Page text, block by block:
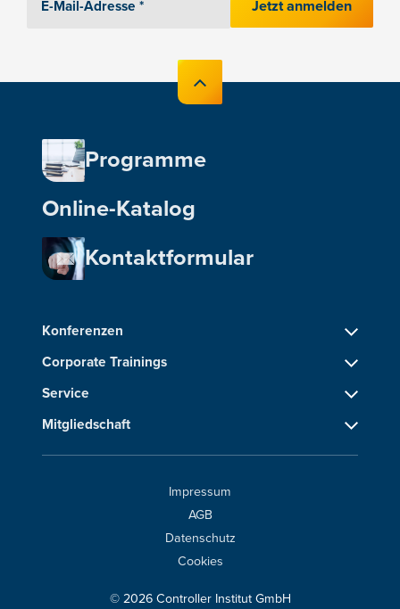
Jetzt anmelden
Programme
Online-Katalog
Kontaktformular
Konferenzen
Corporate Trainings
Service
Mitgliedschaft
Impressum
AGB
Datenschutz
Cookies
© 2026 Controller Institut GmbH